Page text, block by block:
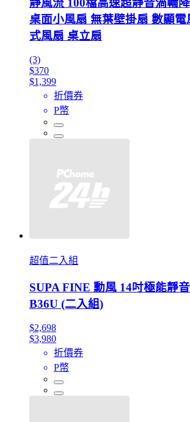
靜風流 100檔高速超靜音渦輪
桌面小風扇 無葉壁掛扇 數顯電
式風扇 桌立扇
(3)
$370
$1,399
折價券
P幣
超值二入組
SUPA FINE 勳風 14吋極能靜
B36U (二入組)
$2,698
$3,980
折價券
P幣